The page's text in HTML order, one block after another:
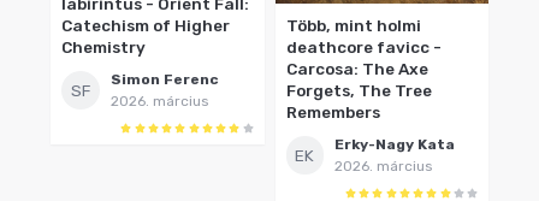
Catechism of Higher
Chemistry
SF
Simon Ferenc
2026. március
Több, mint holmi
deathcore favicc -
Carcosa: The Axe
Forgets, The Tree
Remembers
EK
Erky-Nagy Kata
2026. március